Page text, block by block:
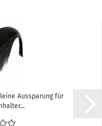
Aussparung für